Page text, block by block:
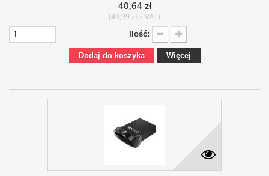
40,64 zł
(49,99 zł z VAT)
Ilość:
Dodaj do koszyka Więcej